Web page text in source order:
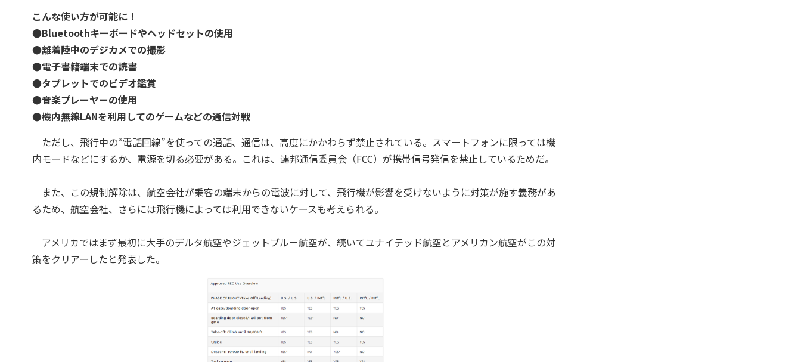
こんな使い方が可能に！
●Bluetoothキーボードやヘッドセットの使用
●離着陸中のデジカメでの撮影
●電子書籍端末での読書
●タブレットでのビデオ鑑賞
●音楽プレーヤーの使用
●機内無線LANを利用してのゲームなどの通信対戦
ただし、飛行中の“電話回線”を使っての通話、通信は、高度にかかわらず禁止されている。スマートフォンに限っては機
内モードなどにするか、電源を切る必要がある。これは、連邦通信委員会（FCC）が携帯信号発信を禁止しているためだ。
また、この規制解除は、航空会社が乗客の端末からの電波に対して、飛行機が影響を受けないように対策が施す義務があ
るため、航空会社、さらには飛行機によっては利用できないケースも考えられる。
アメリカではまず最初に大手のデルタ航空やジェットブルー航空が、続いてユナイテッド航空とアメリカン航空がこの対
策をクリアーしたと発表した。